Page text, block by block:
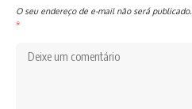
O seu endereço de e-mail não será publicado.
*